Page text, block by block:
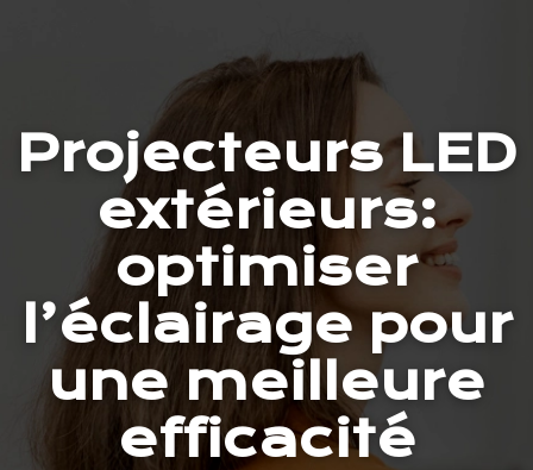
Projecteurs LED
extérieurs:
optimiser
l’éclairage pour
une meilleure
efficacité